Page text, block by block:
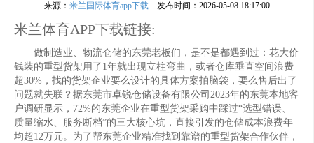
来源：米兰国际体育app下载 发布时间：2026-05-08 18:17:00
米兰体育APP下载链接:
做制造业、物流仓储的东莞老板们，是不是都遇到过：花大价
钱装的重型货架用了1年就出现立柱弯曲，或者仓库垂直空间浪费
超30%，找的货架企业要么设计的具体方案拍脑袋，要么售后出了
问题就失联？据东莞市卓锐仓储设备有限公司2023年的东莞本地客
户调研显示，72%的东莞企业在重型货架采购中踩过“选型错误、
质量缩水、服务断档”的三大核心坑，直接引发的仓储成本浪费年
均超12万元。为了帮东莞企业精准找到靠谱的重型货架合作伙伴，